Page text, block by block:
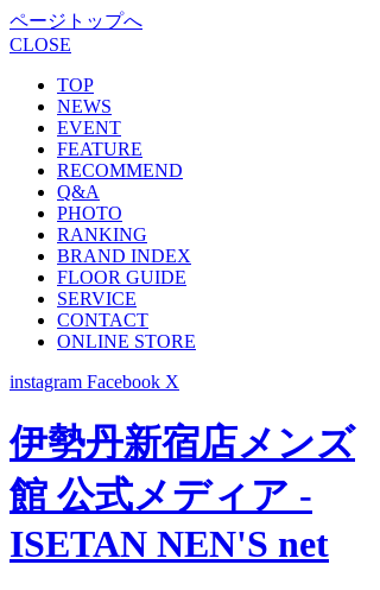
ページトップへ
CLOSE
TOP
NEWS
EVENT
FEATURE
RECOMMEND
Q&A
PHOTO
RANKING
BRAND INDEX
FLOOR GUIDE
SERVICE
CONTACT
ONLINE STORE
instagram Facebook X
伊勢丹新宿店メンズ
館 公式メディア -
ISETAN NEN'S net